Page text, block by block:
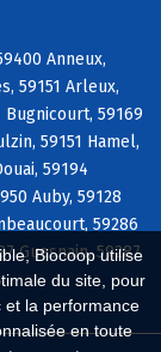
Biocoop utilise
du site, pour
et la performance
en toute
Anneux,
59151 Arleux,
Bugnicourt, 59169
59151 Hamel,
59194
Auby, 59128
59286
Guesnain, 59287